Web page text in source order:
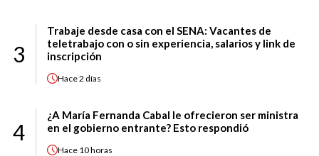
3
Trabaje desde casa con el SENA: Vacantes de
teletrabajo con o sin experiencia, salarios y link de
inscripción
Hace2 días
4
¿A María Fernanda Cabal le ofrecieron ser ministra
en el gobierno entrante? Esto respondió
Hace 10 horas